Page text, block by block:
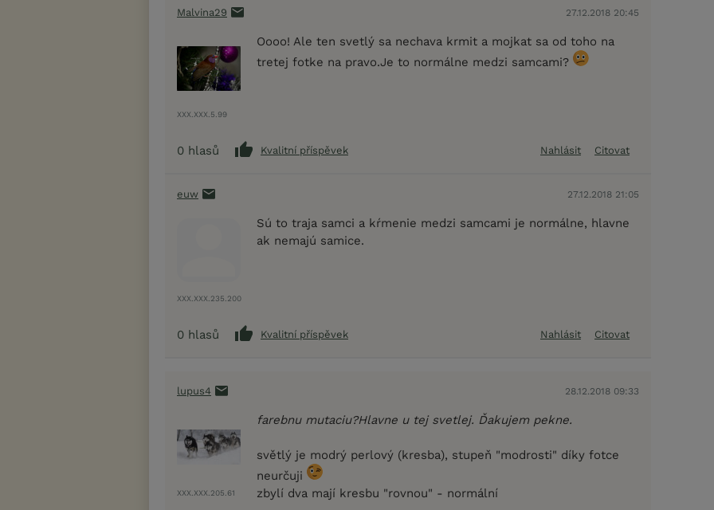
Malvina29 27.12.2018 20:45
XXX.XXX.5.99
Oooo! Ale ten svetlý sa nechava krmit a mojkat sa od toho na
tretej fotke na pravo.Je to normálne medzi samcami?
0 hlasů Kvalitní příspěvek Nahlásit Citovat
euw 27.12.2018 21:05
XXX.XXX.235.200
Sú to traja samci a kŕmenie medzi samcami je normálne, hlavne
ak nemajú samice.
0 hlasů Kvalitní příspěvek Nahlásit Citovat
lupus4 28.12.2018 09:33
XXX.XXX.205.61
farebnu mutaciu?Hlavne u tej svetlej. Ďakujem pekne.
světlý je modrý perlový (kresba), stupeň "modrosti" díky fotce
neurčuji
zbylí dva mají kresbu "rovnou" - normální